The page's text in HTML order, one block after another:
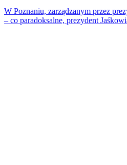
W Poznaniu, zarządzanym przez
– co paradoksalne, prezydent